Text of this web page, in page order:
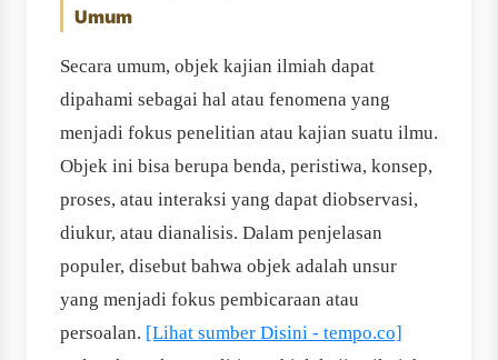
Umum
Secara umum, objek kajian ilmiah dapat
dipahami sebagai hal atau fenomena yang
menjadi fokus penelitian atau kajian suatu ilmu.
Objek ini bisa berupa benda, peristiwa, konsep,
proses, atau interaksi yang dapat diobservasi,
diukur, atau dianalisis. Dalam penjelasan
populer, disebut bahwa objek adalah unsur
yang menjadi fokus pembicaraan atau
persoalan. [Lihat sumber Disini - tempo.co]